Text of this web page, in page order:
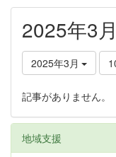
2025年3
2025年3月
記事がありません。
地域支援